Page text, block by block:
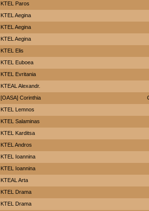
KTEL Paros
KTEL Aegina
KTEL Aegina
KTEL Aegina
KTEL Elis
ΚΤΕL Euboea
ΚΤΕL Evritania
KTEAL Alexandr.
[OASA] Corinthia
KTEL Lemnos
KTEL Salaminas
ΚΤΕL Karditsa
KTEL Andros
KTEL Ioannina
KTEL Ioannina
KTEAL Arta
KTEL Drama
KTEL Drama